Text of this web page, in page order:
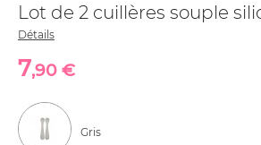
Lot de 2 cuillères souple
Détails
7,90 €
Gris